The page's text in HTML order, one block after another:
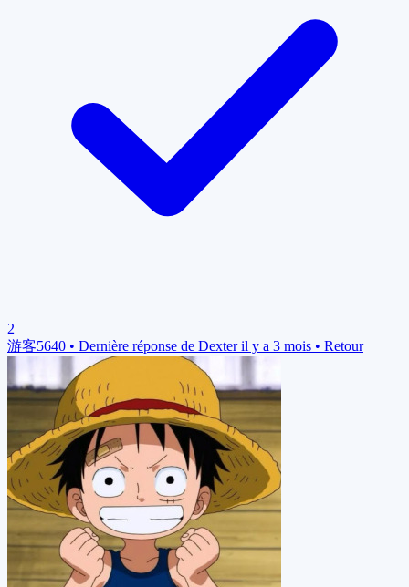
2
游客5640 • Dernière réponse de Dexter il y a 3 mois • Retour